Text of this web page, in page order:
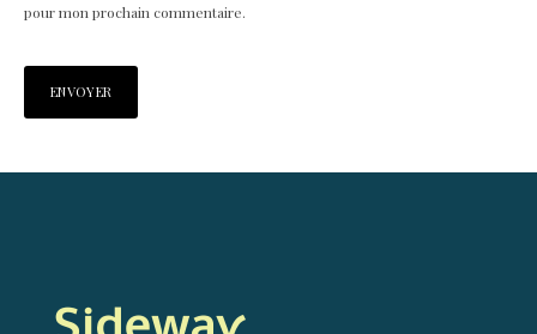
pour mon prochain commentaire.